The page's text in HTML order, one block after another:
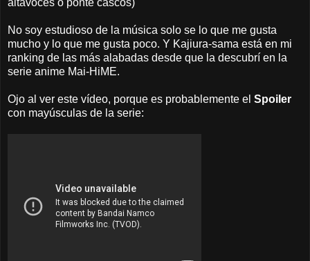
No soy estudioso de la música solo se lo que me gusta
mucho y lo que me gusta poco. Y Kajiura-sama está en mi
ranking de las más alabadas desde que la descubrí en la
serie anime Mai-HiME.
Ojo al ver este vídeo, porque es probablemente el Spoiler
con mayúsculas de la serie: